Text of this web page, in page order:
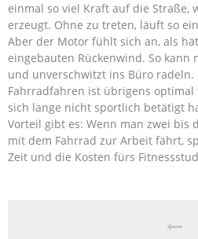
einmal so viel Kraft auf die Straße,
erzeugt. Ohne zu treten, läuft so
Aber der Motor fühlt sich an, als
eingebauten Rückenwind. So kann
und unverschwitzt ins Büro radeln.
Fahrradfahren ist übrigens optimal
sich lange nicht sportlich betätigt
Vorteil gibt es: Wenn man zwei bis
mit dem Fahrrad zur Arbeit fährt,
Zeit und die Kosten fürs